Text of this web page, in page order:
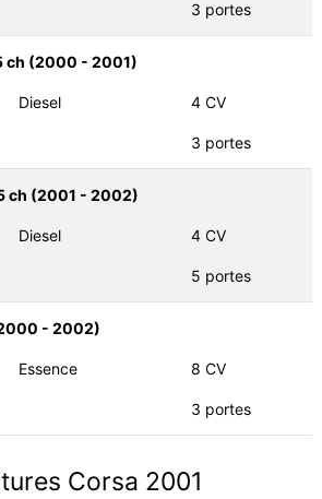
3 portes
ch (2000 - 2001)
Diesel 4 CV
3 portes
ch (2001 - 2002)
Diesel 4 CV
5 portes
- 2002)
Essence 8 CV
3 portes
Corsa 2001